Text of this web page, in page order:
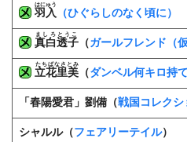
羽入
はにゅう
（ひぐらしのなく頃に）
真白透子
ましろとうこ
（ガールフレンド（仮
立花里美
たちばなさとみ
（ダンベル何キロ持
「春陽愛君」劉備（戦国コレク
シャルル（フェアリーテイル）